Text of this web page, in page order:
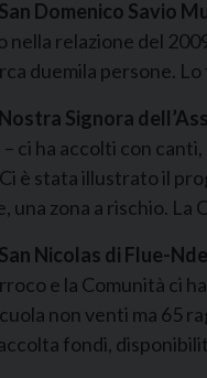
San Domenico Savio
relazione del
duemila persone. Lo
Nostra Signora
ci ha accolti con
è stata illustrato il
una zona a rischio.
San Nicolas di Flue-
e la Comunità ci
non venti ma 65
fondi,